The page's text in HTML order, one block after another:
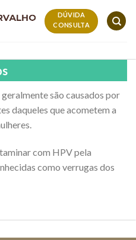
DÚVIDA
CONSULTA
são causados por
daqueles que acometem a
com HPV pela
como verrugas dos